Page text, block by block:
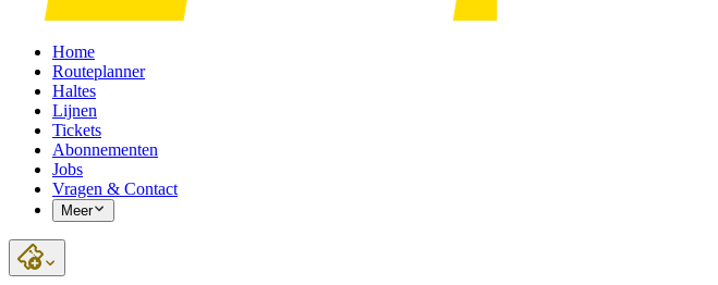
Home
Routeplanner
Haltes
Lijnen
Tickets
Abonnementen
Jobs
Vragen & Contact
Meer